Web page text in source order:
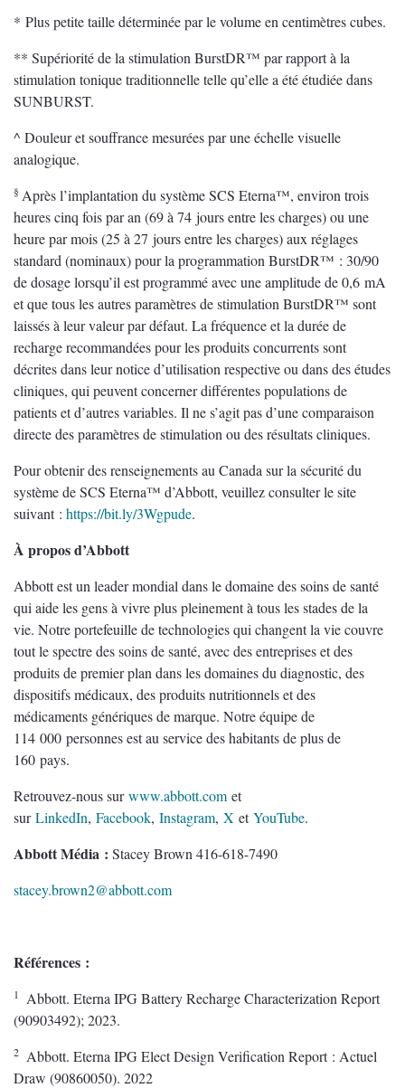
* Plus petite taille déterminée par le volume en centimètres cubes.
** Supériorité de la stimulation BurstDR™ par rapport à la
stimulation tonique traditionnelle telle qu’elle a été étudiée dans
SUNBURST.
^ Douleur et souffrance mesurées par une échelle visuelle
analogique.
§ Après l’implantation du système SCS Eterna™, environ trois
heures cinq fois par an (69 à 74 jours entre les charges) ou une
heure par mois (25 à 27 jours entre les charges) aux réglages
standard (nominaux) pour la programmation BurstDR™ : 30/90
de dosage lorsqu’il est programmé avec une amplitude de 0,6 mA
et que tous les autres paramètres de stimulation BurstDR™ sont
laissés à leur valeur par défaut. La fréquence et la durée de
recharge recommandées pour les produits concurrents sont
décrites dans leur notice d’utilisation respective ou dans des études
cliniques, qui peuvent concerner différentes populations de
patients et d’autres variables. Il ne s’agit pas d’une comparaison
directe des paramètres de stimulation ou des résultats cliniques.
Pour obtenir des renseignements au Canada sur la sécurité du
système de SCS Eterna™ d’Abbott, veuillez consulter le site
suivant : https://bit.ly/3Wgpude.
À propos d’Abbott
Abbott est un leader mondial dans le domaine des soins de santé
qui aide les gens à vivre plus pleinement à tous les stades de la
vie. Notre portefeuille de technologies qui changent la vie couvre
tout le spectre des soins de santé, avec des entreprises et des
produits de premier plan dans les domaines du diagnostic, des
dispositifs médicaux, des produits nutritionnels et des
médicaments génériques de marque. Notre équipe de
114 000 personnes est au service des habitants de plus de
160 pays.
Retrouvez-nous surwww.abbott.com et
surLinkedIn, Facebook, Instagram, X etYouTube.
Abbott Média : Stacey Brown 416-618-7490
stacey.brown2@abbott.com
Références :
1
Abbott. Eterna IPG Battery Recharge Characterization Report
(90903492); 2023.
2 Abbott. Eterna IPG Elect Design Verification Report : Actuel
Draw (90860050). 2022